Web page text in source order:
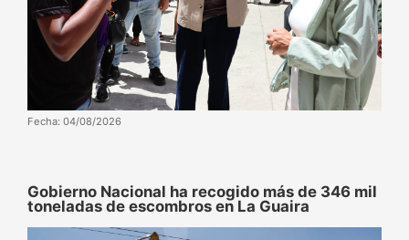
Fecha: 04/08/2026
Gobierno Nacional ha recogido más de 346 mil
toneladas de escombros en La Guaira